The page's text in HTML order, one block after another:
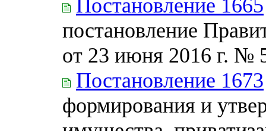
Постановление 1665
постановление
от 23 июня 2016 г. №
Постановление 1673
формирования и